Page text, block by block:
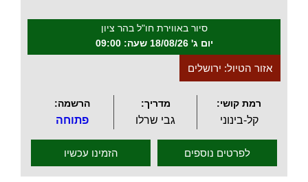
סיור באווירת חו"ל בהר ציון
יום ג' 18/08/26 שעה: 09:00
אזור הטיול: ירושלים
רמת קושי:
קל-בינוני
מדריך:
גבי שרלו
הרשמה:
פתוחה
לפרטים נוספים הזמינו עכשיו